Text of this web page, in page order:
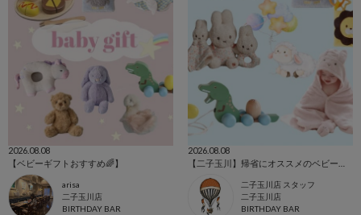
2026.08.08
【ベビーギフトおすすめ🌈】
arisa
二子玉川店
BIRTHDAY BAR
2026.08.08
二子玉川店 スタッフ
二子玉川店
BIRTHDAY BAR